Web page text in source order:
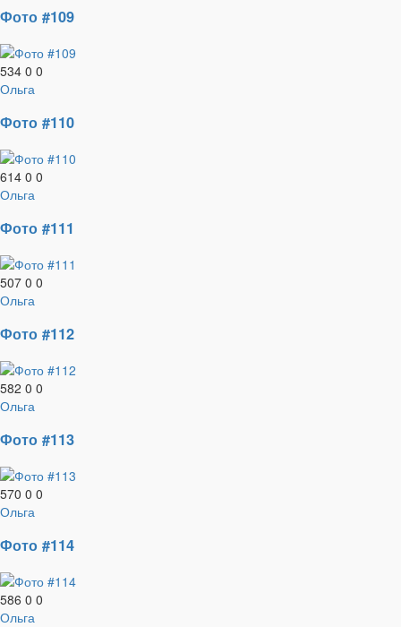
Фото #109
534 0 0
Ольга
Фото #110
614 0 0
Ольга
Фото #111
507 0 0
Ольга
Фото #112
582 0 0
Ольга
Фото #113
570 0 0
Ольга
Фото #114
586 0 0
Ольга